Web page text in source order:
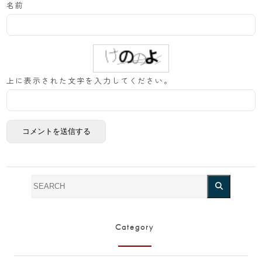
名前
上に表示された文字を入力してください。
Category